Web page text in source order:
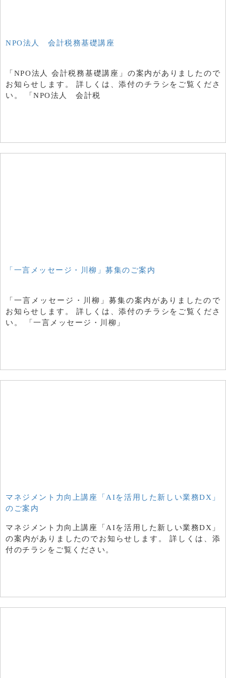
NPO法人 会計税務基礎講座
「NPO法人 会計税務基礎講座」の案内がありましたので
お知らせします。 詳しくは、添付のチラシをご覧くださ
い。 「NPO法人 会計税
「一言メッセージ・川柳」募集のご案内
「一言メッセージ・川柳」募集の案内がありましたので
お知らせします。 詳しくは、添付のチラシをご覧くださ
い。 「一言メッセージ・川柳」
マネジメント力向上講座「AIを活用した新しい業務DX」
のご案内
マネジメント力向上講座「AIを活用した新しい業務DX」
の案内がありましたのでお知らせします。 詳しくは、添
付のチラシをご覧ください。